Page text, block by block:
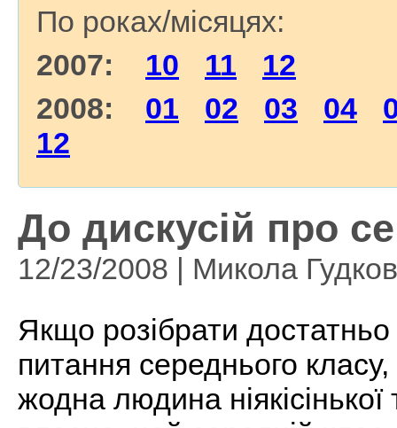
По роках/місяцях:
2007: 10 11
12
2008: 01 02 03 04
12
До дискусій про
12/23/2008 | Микола
Якщо розібрати достатньо
питання середнього
жодна людина